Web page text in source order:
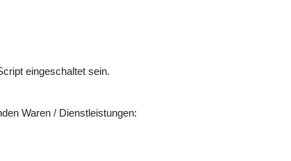
eingeschaltet sein.
Waren / Dienstleistungen: